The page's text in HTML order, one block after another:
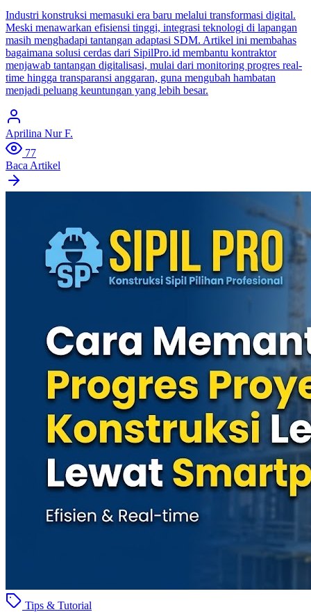
Industri konstruksi memasuki era baru melalui transformasi digital.
Meski menawarkan efisiensi tinggi, integrasi teknologi di lapangan
masih menghadapi tantangan adaptasi SDM. Artikel ini membahas
bagaimana solusi cerdas dari SipilPro.id membantu kontraktor
menjawab tantangan digitalisasi, mulai dari monitoring progres real-
time hingga transparansi anggaran, guna mengubah hambatan
menjadi peluang keuntungan yang lebih besar.
Aprilina Nur F.
77
Baca Artikel
Tips & Tutorial